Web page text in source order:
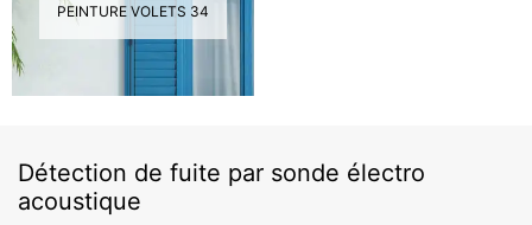
PEINTURE VOLETS 34
Détection de fuite par sonde électro
acoustique